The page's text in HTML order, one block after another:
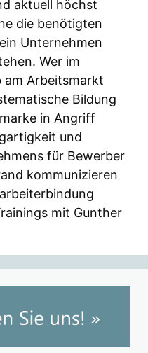
aktuell höchst
die benötigten
Unternehmen
Wer im
Arbeitsmarkt
Bildung
in Angriff
und
für Bewerber
kommunizieren
mit Gunther